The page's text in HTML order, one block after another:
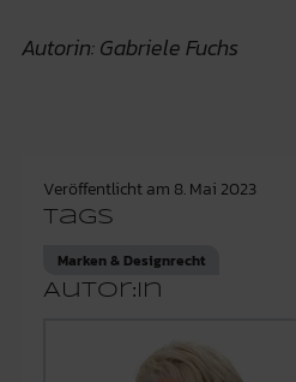
Autorin: Gabriele Fuchs
Veröffentlicht am 8. Mai 2023
Tags
Marken & Designrecht
Autor:in